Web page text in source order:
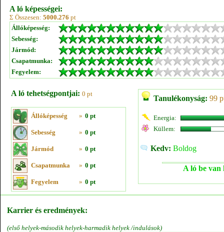
A ló képességei:
Σ Összesen: 5000.276 pt
Állóképesség:
Sebesség:
Jármód:
Csapatmunka:
Fegyelem:
A ló tehetségpontjai: 0 pt
Állóképesség » 0 pt
Sebesség » 0 pt
Jármód » 0 pt
Csapatmunka » 0 pt
Fegyelem » 0 pt
Tanulékonyság: 99
Energia:
Küllem:
Kedv: Boldog
A ló be van
Karrier és eredmények:
(első helyek-második helyek-harmadik helyek /indulások)